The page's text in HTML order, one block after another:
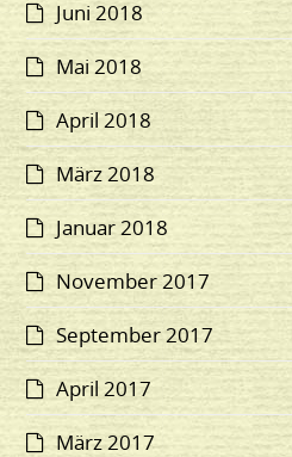
Juni 2018
Mai 2018
April 2018
März 2018
Januar 2018
November 2017
September 2017
April 2017
März 2017